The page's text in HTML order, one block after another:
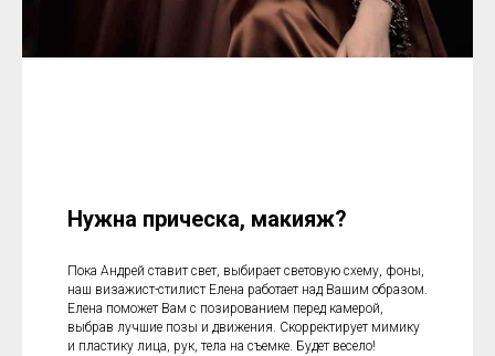
Нужна прическа, макияж?
Пока Андрей ставит свет, выбирает световую схему, фоны,
наш визажист-стилист Елена работает над Вашим образом.
Елена поможет Вам с позированием перед камерой,
выбрав лучшие позы и движения. Скорректирует мимику
и пластику лица, рук, тела на съемке. Будет весело!